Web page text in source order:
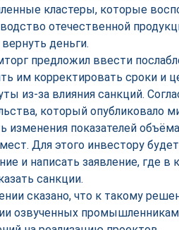
кластеры, которые
отечественной
деньги.
предложил ввести
им корректировать сроки и
из-за влияния санкций.
который опубликовало
изменения показателей
Для этого инвестору
и написать заявление, где
санкции.
сказано, что к такому
озвученных